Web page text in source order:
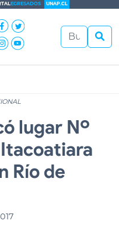
EGRESADOS UNAP.CL
lugar Nº
Río de